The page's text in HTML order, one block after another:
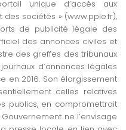
unique d’accès aux
sociétés » (www.pple.fr),
de publicité légale des
des annonces civiles et
des greffes des tribunaux
d’annonces légales
en 2016. Son élargissement
celles relatives
publics, en compromettrait
ne l’envisage